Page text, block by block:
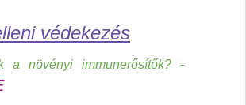
védekezés
a növényi immunerősítők? -